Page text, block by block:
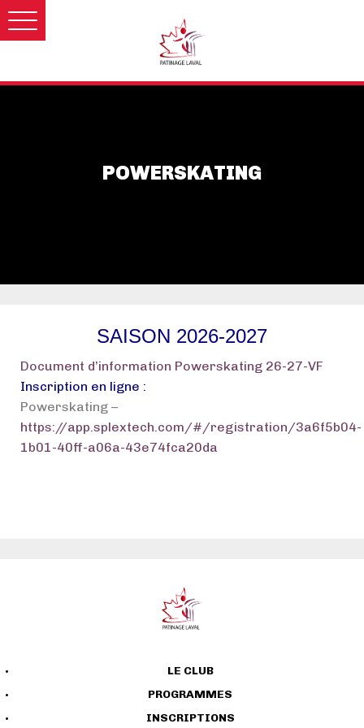
POWERSKATING
SAISON 2026-2027
Document d’information Powerskating 26-27-VF
Inscription en ligne :
Powerskating –
https://app.splextech.com/#/registration/3a6f5b04-
1b01-40ff-a06a-43e74fca20da
LE CLUB
PROGRAMMES
INSCRIPTIONS